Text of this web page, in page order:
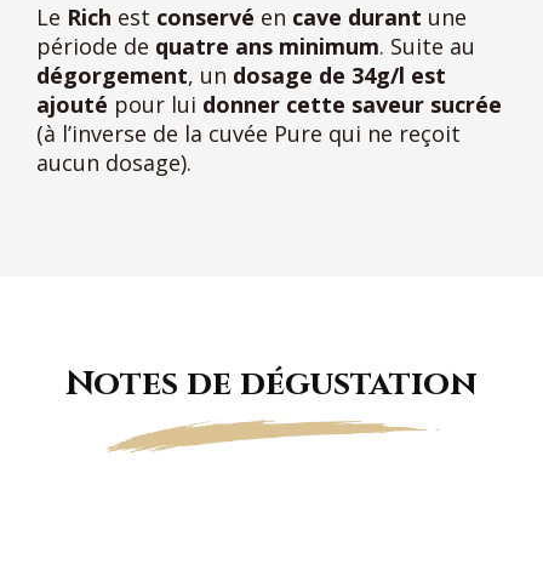
Le Rich est conservé en cave durant une
période de quatre ans minimum. Suite au
dégorgement, un dosage de 34g/l est
ajouté pour lui donner cette saveur sucrée
(à l’inverse de la cuvée Pure qui ne reçoit
aucun dosage).
Notes de dégustation